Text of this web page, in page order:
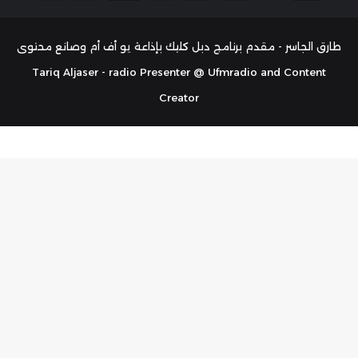
RSS
طارق الجاسر - مقدم برنامج دبل كليك بإذاعة يو أف أم وصانع محتوى
Tariq Aljaser - radio Presenter @ Ufmradio and Content
Creator